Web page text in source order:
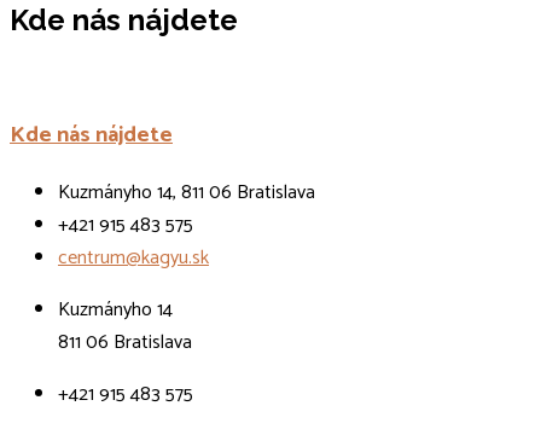
Kde nás nájdete
Kde nás nájdete
Kuzmányho 14, 811 06 Bratislava
+421 915 483 575
centrum@kagyu.sk
Kuzmányho 14
811 06 Bratislava
+421 915 483 575